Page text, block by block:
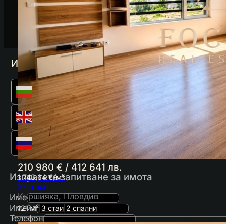
210 980 € / 412 641 лв.
1 743,64 €/м²
3-стаен
Кършияка, Пловдив
121 м²| 3 стаи| 2 спални
Изберете език
Български
English
Русский
Изпратете запитване за имота
Име
Имейл
Телефон